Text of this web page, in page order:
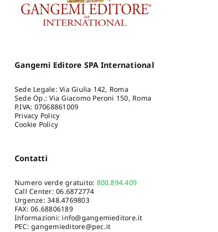
Gangemi Editore SPA International
Sede Legale: Via Giulia 142, Roma
Sede Op.: Via Giacomo Peroni 150, Roma
P.IVA: 07068861009
Privacy Policy
Cookie Policy
Contatti
Numero verde gratuito: 800.894.409
Call Center:06.6872774
Urgenze:348.4769803
FAX: 06.68806189
Informazioni: info@gangemieditore.it
PEC: gangemieditore@pec.it